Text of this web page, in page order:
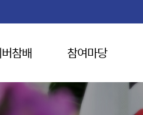
참배 참여마당